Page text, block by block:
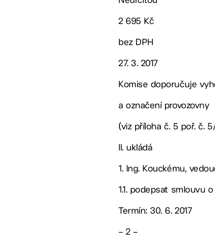
2 695 Kč
bez DPH
27. 3. 2017
Komise doporučuje
a označení provozovny
(viz příloha č. 5 poř. č.
II. ukládá
1. Ing. Kouckému,
1.1. podepsat smlouvu
Termín: 30. 6. 2017
– 2 –